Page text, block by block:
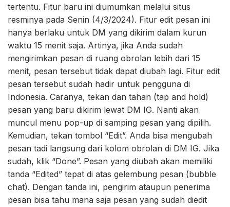
tertentu. Fitur baru ini diumumkan melalui situs
resminya pada Senin (4/3/2024). Fitur edit pesan ini
hanya berlaku untuk DM yang dikirim dalam kurun
waktu 15 menit saja. Artinya, jika Anda sudah
mengirimkan pesan di ruang obrolan lebih dari 15
menit, pesan tersebut tidak dapat diubah lagi. Fitur edit
pesan tersebut sudah hadir untuk pengguna di
Indonesia. Caranya, tekan dan tahan (tap and hold)
pesan yang baru dikirim lewat DM IG. Nanti akan
muncul menu pop-up di samping pesan yang dipilih.
Kemudian, tekan tombol “Edit”. Anda bisa mengubah
pesan tadi langsung dari kolom obrolan di DM IG. Jika
sudah, klik “Done”. Pesan yang diubah akan memiliki
tanda “Edited” tepat di atas gelembung pesan (bubble
chat). Dengan tanda ini, pengirim ataupun penerima
pesan bisa tahu mana saja pesan yang sudah diedit